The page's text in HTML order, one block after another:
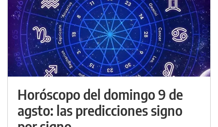
Horóscopo del domingo 9 de
agsto: las predicciones signo